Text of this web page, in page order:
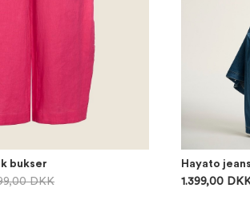
bukser
DKK
Hayato
1.399,00